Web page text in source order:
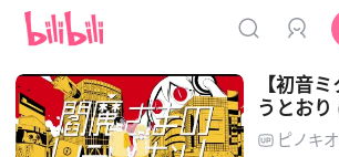
【初音
うとおり
那样)【
ピノキ